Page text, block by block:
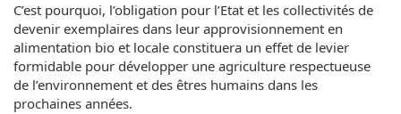
C’est pourquoi, l’obligation pour l’Etat et les collectivités de
devenir exemplaires dans leur approvisionnement en
alimentation bio et locale constituera un effet de levier
formidable pour développer une agriculture respectueuse
de l’environnement et des êtres humains dans les
prochaines années.